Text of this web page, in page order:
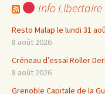
Info Libertaire
Resto Malap le lundi 31
8 août 2026
Créneau d’essai Roller
8 août 2026
Grenoble Capitale de la